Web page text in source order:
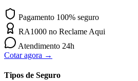
Pagamento 100% seguro
RA1000 no Reclame Aqui
Atendimento 24h
Cotar agora →
Tipos de Seguro